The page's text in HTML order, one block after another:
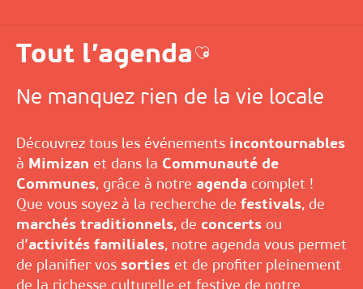
Tout l’agenda Ajouter aux favoris
Ne manquez rien de la vie locale
Découvrez tous les événements incontournables
à Mimizan et dans la Communauté de
Communes, grâce à notre agenda complet !
Que vous soyez à la recherche de festivals, de
marchés traditionnels, de concerts ou
d’activités familiales, notre agenda vous permet
de planifier vos sorties et de profiter pleinement